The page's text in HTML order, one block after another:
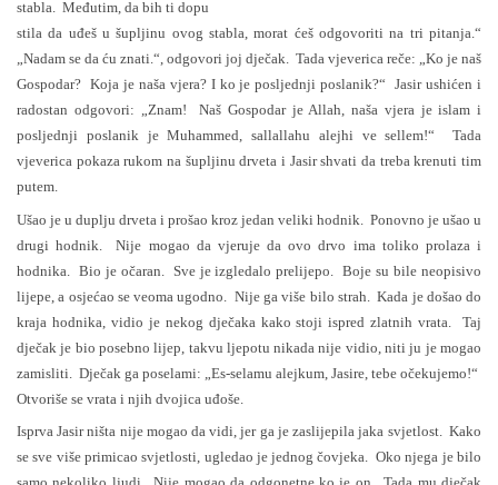
stabla. Međutim, da bih ti dopu
stila da uđeš u šupljinu ovog stabla, morat ćeš odgovoriti na tri pitanja.“
„Nadam se da ću znati.“, odgovori joj dječak. Tada vjeverica reče: „Ko je naš
Gospodar? Koja je naša vjera? I ko je posljednji poslanik?“ Jasir ushićen i
radostan odgovori: „Znam! Naš Gospodar je Allah, naša vjera je islam i
posljednji poslanik je Muhammed, sallallahu alejhi ve sellem!“ Tada
vjeverica pokaza rukom na šupljinu drveta i Jasir shvati da treba krenuti tim
putem.
Ušao je u duplju drveta i prošao kroz jedan veliki hodnik. Ponovno je ušao u
drugi hodnik. Nije mogao da vjeruje da ovo drvo ima toliko prolaza i
hodnika. Bio je očaran. Sve je izgledalo prelijepo. Boje su bile neopisivo
lijepe, a osjećao se veoma ugodno. Nije ga više bilo strah. Kada je došao do
kraja hodnika, vidio je nekog dječaka kako stoji ispred zlatnih vrata. Taj
dječak je bio posebno lijep, takvu ljepotu nikada nije vidio, niti ju je mogao
zamisliti. Dječak ga poselami: „Es-selamu alejkum, Jasire, tebe očekujemo!“
Otvoriše se vrata i njih dvojica uđoše.
Isprva Jasir ništa nije mogao da vidi, jer ga je zaslijepila jaka svjetlost. Kako
se sve više primicao svjetlosti, ugledao je jednog čovjeka. Oko njega je bilo